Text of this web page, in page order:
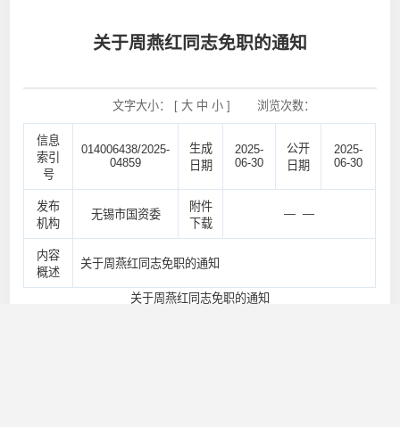
关于周燕红同志免职的通知
文字大小： [ 大 中 小] 浏览次数：
信息
索引
号
014006438/2025-
04859
生成
日期
2025-
06-30
公开
日期
2025-
06-30
发布
机构
无锡市国资委
附件
下载
— —
内容
概述
关于周燕红同志免职的通知
关于周燕红同志免职的通知